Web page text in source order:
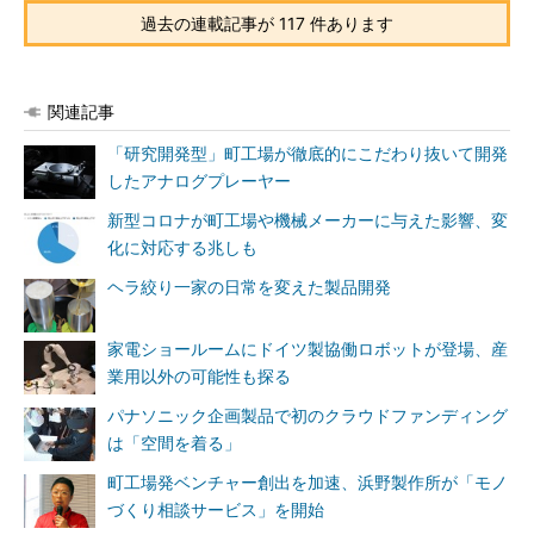
過去の連載記事が 117 件あります
関連記事
「研究開発型」町工場が徹底的にこだわり抜いて開発
したアナログプレーヤー
新型コロナが町工場や機械メーカーに与えた影響、変
化に対応する兆しも
ヘラ絞り一家の日常を変えた製品開発
家電ショールームにドイツ製協働ロボットが登場、産
業用以外の可能性も探る
パナソニック企画製品で初のクラウドファンディング
は「空間を着る」
町工場発ベンチャー創出を加速、浜野製作所が「モノ
づくり相談サービス」を開始